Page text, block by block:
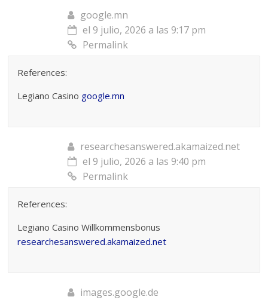
google.mn
el 9 julio, 2026 a las 9:17 pm
Permalink
References:
Legiano Casino google.mn
researchesanswered.akamaized.net
el 9 julio, 2026 a las 9:40 pm
Permalink
References:
Legiano Casino Willkommensbonus
researchesanswered.akamaized.net
images.google.de